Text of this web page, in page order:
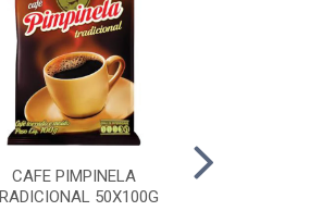
CAFE PIMPINELA
50X100G